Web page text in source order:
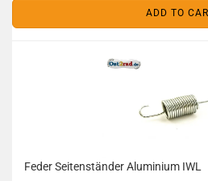
ADD TO
Feder Seitenständer Aluminium IWL